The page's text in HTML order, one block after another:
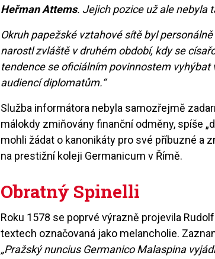
Heřman Attems. Jejich pozice už ale nebyla
Okruh papežské vztahové sítě byl
narostl zvláště v druhém období, kdy se
tendence se oficiálním povinnostem
audiencí diplomatům.“
Služba informátora nebyla samozřejmě
málokdy zmiňovány finanční odměny, spíše
mohli žádat o kanonikáty pro své příbuzné a
na prestižní koleji Germanicum v Římě.
Obratný Spinelli
Roku 1578 se poprvé výrazně projevila
textech označovaná jako melancholie.
„Pražský nuncius Germanico Malaspina